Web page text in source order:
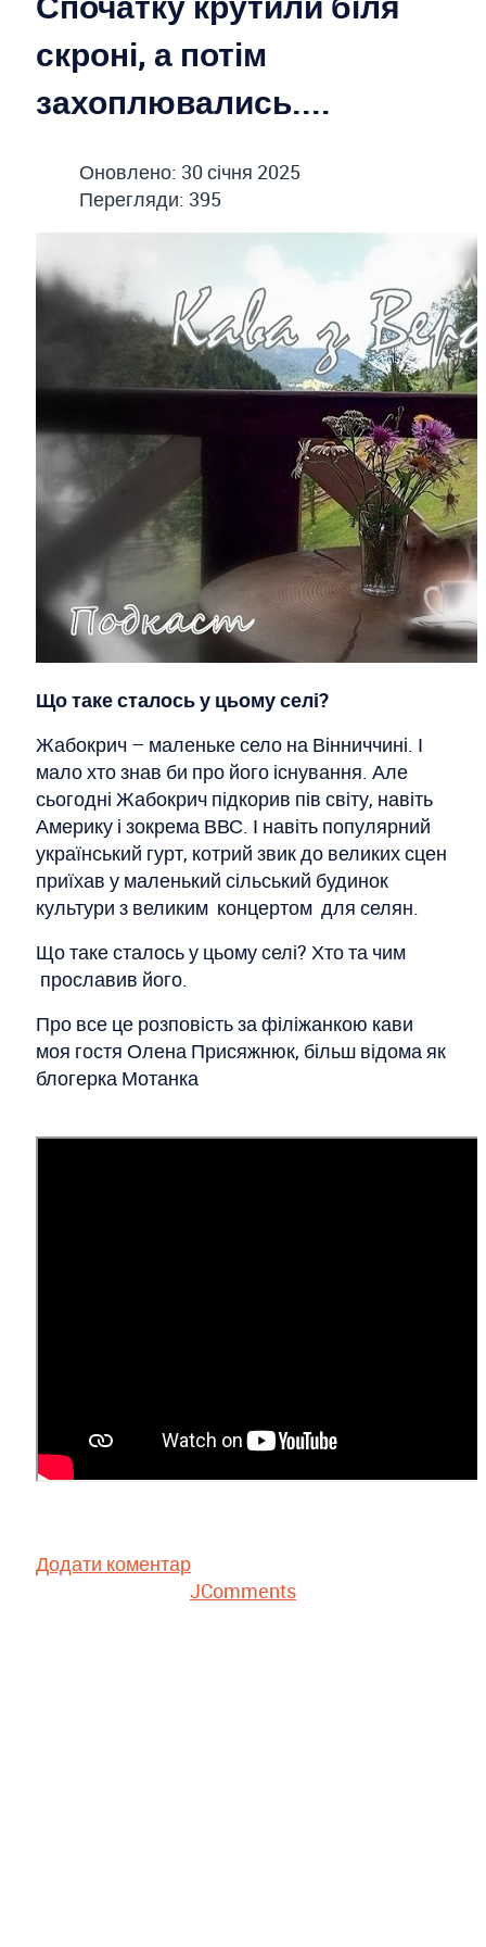
скроні, а потім
захоплювались....
Оновлено: 30 січня 2025
Перегляди: 395
Що таке сталось у цьому селі?
Жабокрич – маленьке село на Вінниччині. І
мало хто знав би про його існування. Але
сьогодні Жабокрич підкорив пів світу, навіть
Америку і зокрема ВВС. І навіть популярний
український гурт, котрий звик до великих сцен
приїхав у маленький сільський будинок
культури з великим концертом для селян.
Що таке сталось у цьому селі? Хто та чим
прославив його.
Про все це розповість за філіжанкою кави
моя гостя Олена Присяжнюк, більш відома як
блогерка Мотанка
Додати коментар
JComments